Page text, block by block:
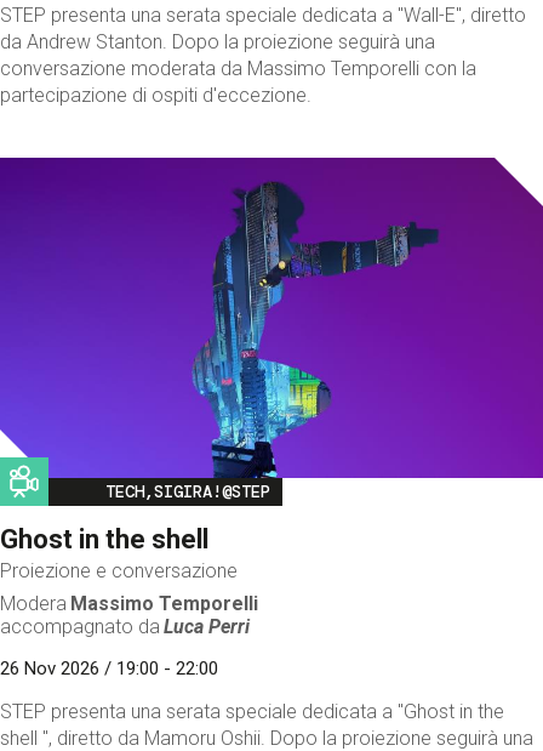
STEP presenta una serata speciale dedicata a "Wall-E", diretto
da Andrew Stanton. Dopo la proiezione seguirà una
conversazione moderata da Massimo Temporelli con la
partecipazione di ospiti d'eccezione.
Image
TECH,SIGIRA!@STEP
Ghost in the shell
Proiezione e conversazione
Modera Massimo Temporelli
accompagnato da Luca Perri
26 Nov 2026 / 19:00 - 22:00
STEP presenta una serata speciale dedicata a "Ghost in the
shell ", diretto da Mamoru Oshii. Dopo la proiezione seguirà una